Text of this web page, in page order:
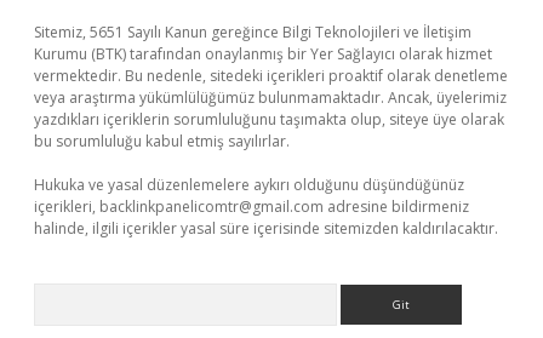
Sitemiz, 5651 Sayılı Kanun gereğince Bilgi Teknolojileri ve İletişim
Kurumu (BTK) tarafından onaylanmış bir Yer Sağlayıcı olarak hizmet
vermektedir. Bu nedenle, sitedeki içerikleri proaktif olarak denetleme
veya araştırma yükümlülüğümüz bulunmamaktadır. Ancak, üyelerimiz
yazdıkları içeriklerin sorumluluğunu taşımakta olup, siteye üye olarak
bu sorumluluğu kabul etmiş sayılırlar.
Hukuka ve yasal düzenlemelere aykırı olduğunu düşündüğünüz
içerikleri, backlinkpanelicomtr@gmail.com adresine bildirmeniz
halinde, ilgili içerikler yasal süre içerisinde sitemizden kaldırılacaktır.